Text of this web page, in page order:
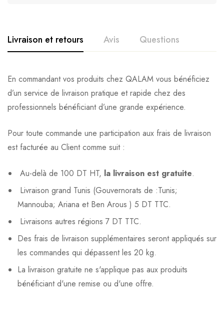
Livraison et retours Avis Questions
En commandant vos produits chez QALAM vous bénéficiez
d’un service de livraison pratique et rapide chez des
professionnels bénéficiant d’une grande expérience.
Pour toute commande une participation aux frais de livraison
est facturée au Client comme suit :
Au-delà de 100 DT HT, la livraison est gratuite.
Livraison grand Tunis (Gouvernorats de :Tunis;
Mannouba; Ariana et Ben Arous ) 5 DT TTC.
Livraisons autres régions 7 DT TTC.
Des frais de livraison supplémentaires seront appliqués sur
les commandes qui dépassent les 20 kg.
La livraison gratuite ne s'applique pas aux produits
bénéficiant d'une remise ou d'une offre.